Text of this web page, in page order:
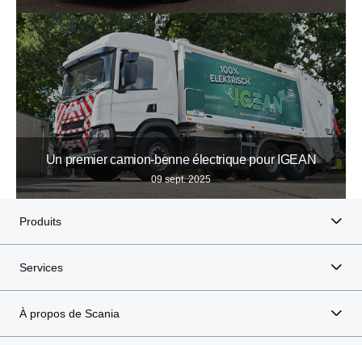
Un premier camion-benne électrique pour IGEAN
09 sept. 2025
Produits
Services
À propos de Scania